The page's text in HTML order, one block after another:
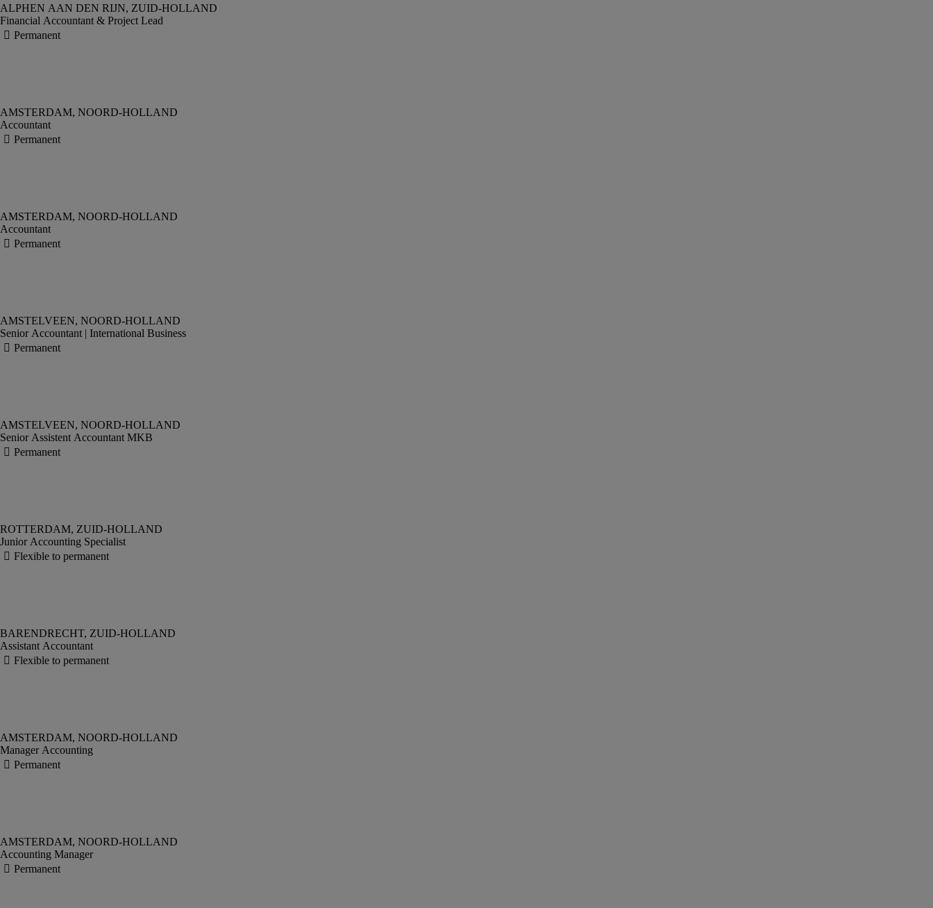
Financial Accountant & Project Lead
Accountant
Accountant
Senior Accountant | International Business
Senior Assistent Accountant MKB
Junior Accounting Specialist
Assistant Accountant
Manager Accounting
Accounting Manager